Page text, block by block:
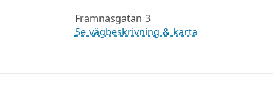
Framnäsgatan 3
Se vägbeskrivning & karta